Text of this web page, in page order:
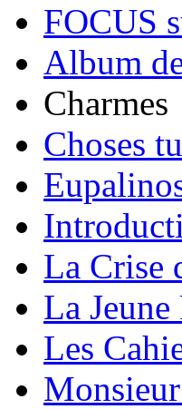
FOCUS
Album
Charmes
Choses
La Crise
La Jeune
Les